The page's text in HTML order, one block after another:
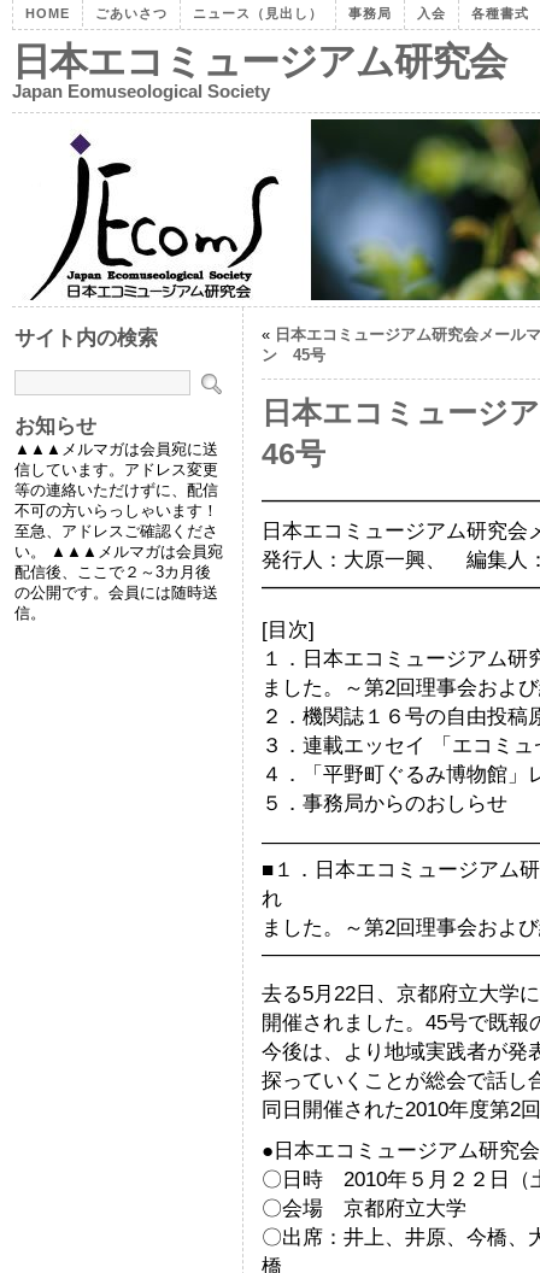
HOME ごあいさつ ニュース（見出し） 事務局 入会 各種書式
日本エコミュージアム研究会
Japan Eomuseological Society
« 日本エコミュージアム研究会メール
ン 45号
日本エコミュージ
46号
日本エコミュージアム研究
発行人：大原一興、 編集人
[目次]
１．日本エコミュージアム
ました。～第2回理事会およ
２．機関誌１６号の自由投稿
３．連載エッセイ 「エコミ
４．「平野町ぐるみ博物館」
５．事務局からのおしらせ
■１．日本エコミュージアム
れ
ました。～第2回理事会およ
去る5月22日、京都府立大学
開催されました。45号で既
今後は、より地域実践者が発
探っていくことが総会で話し
同日開催された2010年度第2
●日本エコミュージアム研
〇日時 2010年５月２２日（
〇会場 京都府立大学
〇出席：井上、井原、今橋、
橋
サイト内の検索
お知らせ
▲▲▲メルマガは会員宛に送
信しています。アドレス変更
等の連絡いただけずに、配信
不可の方いらっしゃいます！
至急、アドレスご確認くださ
い。 ▲▲▲メルマガは会員宛
配信後、ここで２～3カ月後
の公開です。会員には随時送
信。